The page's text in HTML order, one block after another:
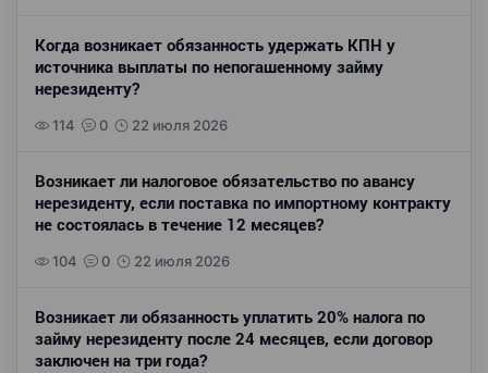
Когда возникает обязанность удержать КПН у
источника выплаты по непогашенному займу
нерезиденту?
114 0 22 июля 2026
Возникает ли налоговое обязательство по авансу
нерезиденту, если поставка по импортному контракту
не состоялась в течение 12 месяцев?
104 0 22 июля 2026
Возникает ли обязанность уплатить 20% налога по
займу нерезиденту после 24 месяцев, если договор
заключен на три года?